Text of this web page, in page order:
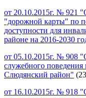
от 20.10.2015г. № 921
"дорожной карты" по
доступности для
районе на 2016-2030
от 05.10.2015г. № 908
служебного
Слюдянский район"
от 16.10.2015г. № 918